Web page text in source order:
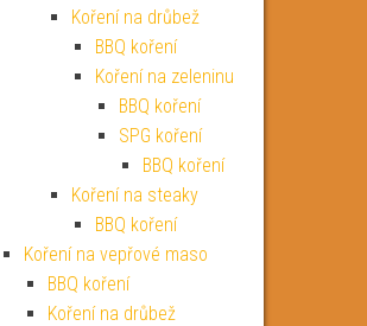
Koření na drůbež
BBQ koření
Koření na zeleninu
BBQ koření
SPG koření
BBQ koření
Koření na steaky
BBQ koření
Koření na vepřové maso
BBQ koření
Koření na drůbež